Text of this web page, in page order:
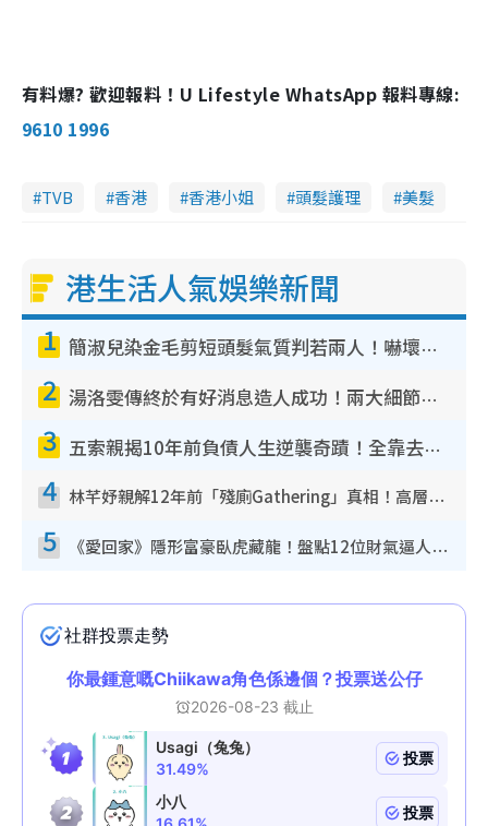
有料爆? 歡迎報料！U Lifestyle WhatsApp 報料專線:
9610 1996
TVB 香港 香港小姐 頭髮護理 美髮
港生活人氣娛樂新聞
1 簡淑兒染金毛剪短頭髮氣質判若兩人！嚇壞老公麥大力都認唔出：「你做咩事？」
2 湯洛雯傳終於有好消息造人成功！兩大細節曝孕味極濃惹猜測：大肚婆先會咁！
3 五索親揭10年前負債人生逆襲奇蹟！全靠去一地方轉運後即遇上馬先生
4 林芊妤親解12年前「殘廁Gathering」真相！高層解約一句話重創尊嚴至今拒返TVB
5 《愛回家》隱形富豪臥虎藏龍！盤點12位財氣逼人的有錢藝人：呢位靚女3億身家唔憂做